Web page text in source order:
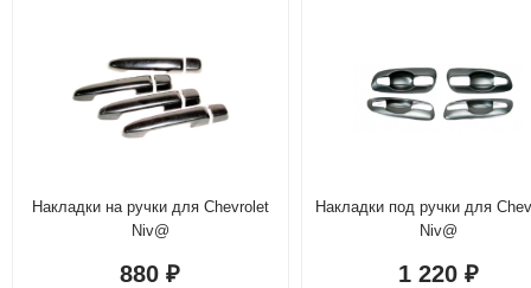
Накладки на ручки для Chevrolet
Niv@
880₽
Накладки под ручки для
Niv@
1 220₽